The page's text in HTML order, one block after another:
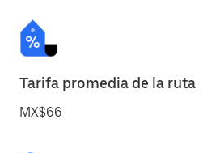
Tarifa promedia de la ruta
MX$66